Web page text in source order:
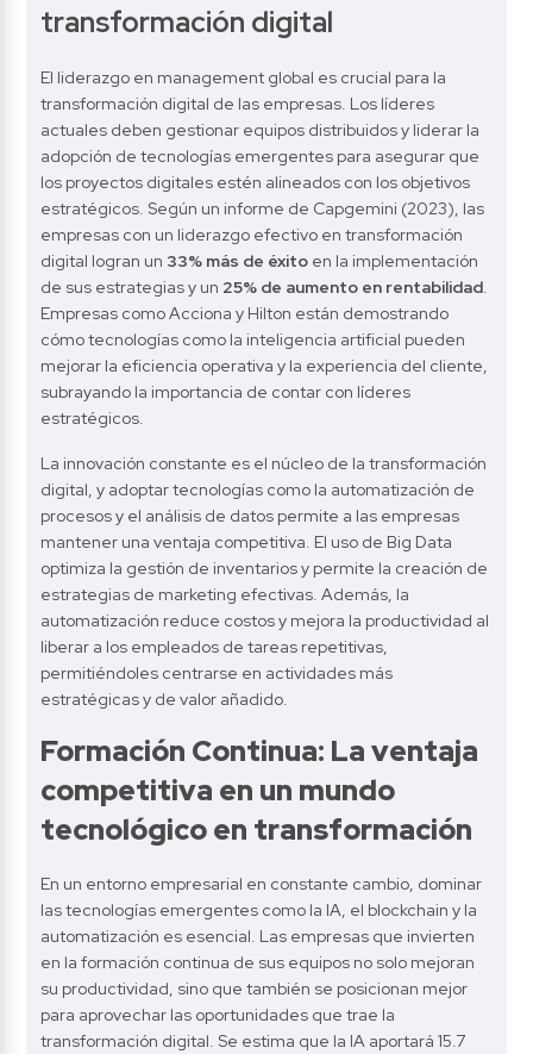
transformación digital
El liderazgo en management global es crucial para la
transformación digital de las empresas. Los líderes
actuales deben gestionar equipos distribuidos y liderar la
adopción de tecnologías emergentes para asegurar que
los proyectos digitales estén alineados con los objetivos
estratégicos. Según un informe de Capgemini (2023), las
empresas con un liderazgo efectivo en transformación
digital logran un 33% más de éxito en la implementación
de sus estrategias y un 25% de aumento en rentabilidad.
Empresas como Acciona y Hilton están demostrando
cómo tecnologías como la inteligencia artificial pueden
mejorar la eficiencia operativa y la experiencia del cliente,
subrayando la importancia de contar con líderes
estratégicos.
La innovación constante es el núcleo de la transformación
digital, y adoptar tecnologías como la automatización de
procesos y el análisis de datos permite a las empresas
mantener una ventaja competitiva. El uso de Big Data
optimiza la gestión de inventarios y permite la creación de
estrategias de marketing efectivas. Además, la
automatización reduce costos y mejora la productividad al
liberar a los empleados de tareas repetitivas,
permitiéndoles centrarse en actividades más
estratégicas y de valor añadido.
Formación Continua: La ventaja
competitiva en un mundo
tecnológico en transformación
En un entorno empresarial en constante cambio, dominar
las tecnologías emergentes como la IA, el blockchain y la
automatización es esencial. Las empresas que invierten
en la formación continua de sus equipos no solo mejoran
su productividad, sino que también se posicionan mejor
para aprovechar las oportunidades que trae la
transformación digital. Se estima que la IA aportará 15.7